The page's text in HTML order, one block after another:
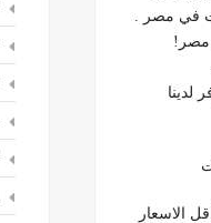
في مصر .
مصر!